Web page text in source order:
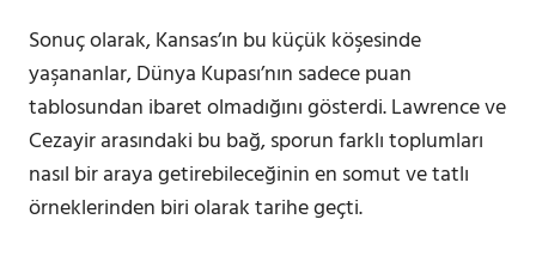
Sonuç olarak, Kansas’ın bu küçük köşesinde
yaşananlar, Dünya Kupası’nın sadece puan
tablosundan ibaret olmadığını gösterdi. Lawrence ve
Cezayir arasındaki bu bağ, sporun farklı toplumları
nasıl bir araya getirebileceğinin en somut ve tatlı
örneklerinden biri olarak tarihe geçti.